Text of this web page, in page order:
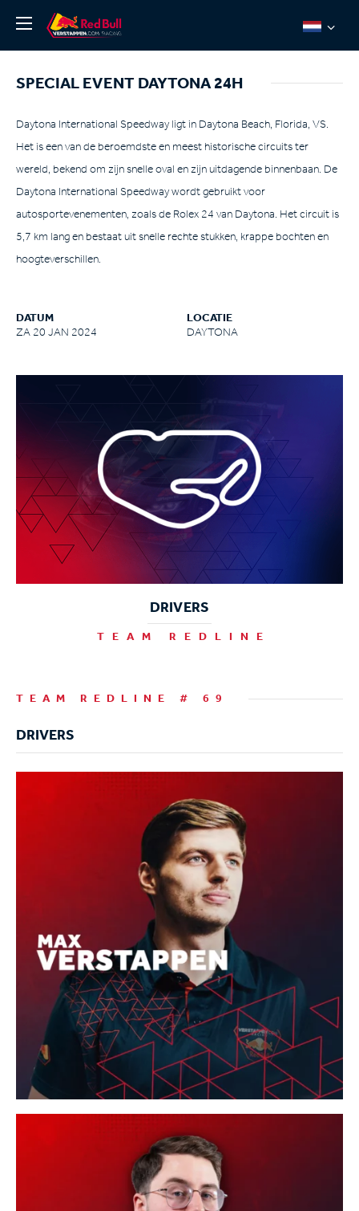
Over ons
Team Redline
Jos Verstappen
Thierry Vermeulen
Chris Lulham
Pro Simulation
Shop
SPECIAL EVENT DAYTONA 24H
Daytona International Speedway ligt in Daytona Beach, Florida, VS.
Het is een van de beroemdste en meest historische circuits ter
wereld, bekend om zijn snelle oval en zijn uitdagende binnenbaan. De
Daytona International Speedway wordt gebruikt voor
autosportevenementen, zoals de Rolex 24 van Daytona. Het circuit is
5,7 km lang en bestaat uit snelle rechte stukken, krappe bochten en
hoogteverschillen.
DATUM
ZA 20 JAN 2024
LOCATIE
DAYTONA
DRIVERS
TEAM REDLINE
TEAM REDLINE # 69
DRIVERS